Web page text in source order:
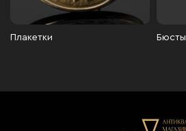
Плакетки Бюсты